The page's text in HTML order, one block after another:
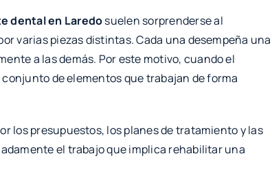
dental en Laredosuelen sorprenderse al
varias piezas distintas. Cada una desempeña una
a las demás. Por este motivo, cuando el
de elementos que trabajan de forma
los presupuestos, los planes de tratamiento y las
el trabajo que implica rehabilitar una